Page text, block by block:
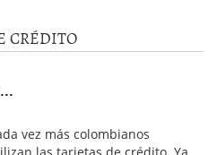
CRÉDITO
vez más colombianos